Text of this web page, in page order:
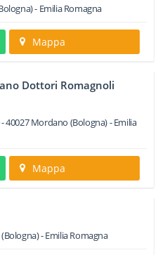
- Emilia Romagna
Mappa
Dottori Romagnoli
-40027 Mordano (Bologna) -Emilia
Mappa
(Bologna) -Emilia Romagna